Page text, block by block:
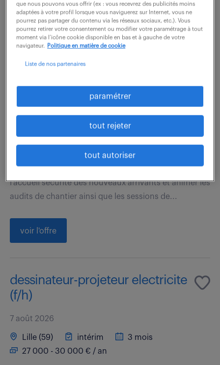
voir l'offre
Grande Synthe (59)
CDI
Sous la responsabilité du Responsable d'agence,
vous aurez pour missions principales : Assurer
l'accueil sécurité des nouveaux arrivants et animer les
audits de chantier ainsi que les sessions de...
voir l'offre
dessinateur-projeteur electricite
(f/h)
7 août 2026
Lille (59) intérim
3 mois
27 000 - 30 000 € / an
que nous pouvons vous offrir (ex : vous recevrez des publicités moins
adaptées à votre profil lorsque vous naviguerez sur Internet, vous ne
pourrez pas partager du contenu via les réseaux sociaux, etc.). Vous
pourrez retirer votre consentement ou modifier votre paramétrage à tout
moment via l’icône cookie disponible en bas et à gauche de votre
navigateur.
Politique en matière de cookie
Liste de nos partenaires
paramétrer
tout rejeter
tout autoriser